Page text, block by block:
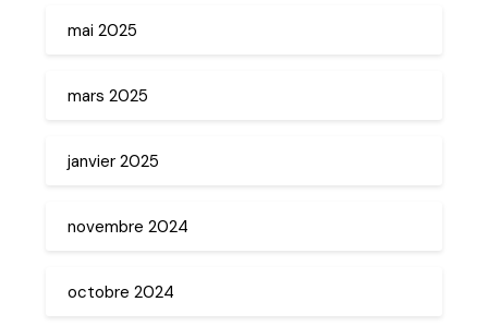
mai 2025
mars 2025
janvier 2025
novembre 2024
octobre 2024